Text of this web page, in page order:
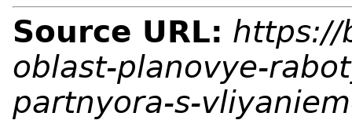
Source URL: https://
oblast-planovye-
partnyora-s-